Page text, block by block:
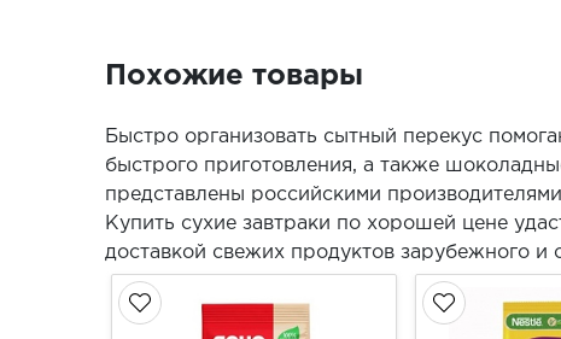
Похожие товары
Быстро организовать сытный перекус
быстрого приготовления, а также
представлены российскими
Купить сухие завтраки по хорошей цене
доставкой свежих продуктов зарубежного и